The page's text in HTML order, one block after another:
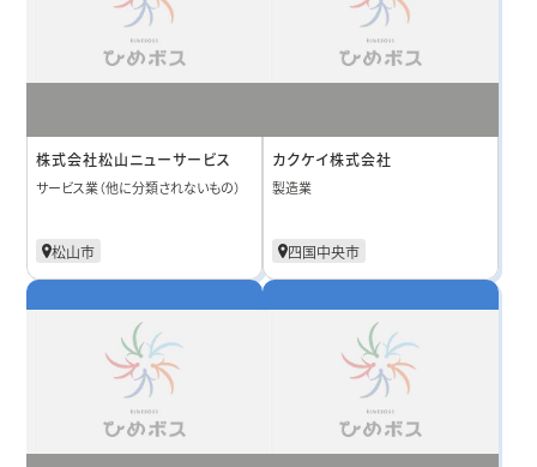
株式会社松山ニューサービス
サービス業（他に分類されないもの）
松山市
カクケイ株式会社
製造業
四国中央市